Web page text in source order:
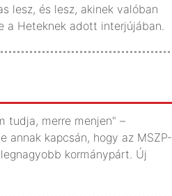
lesz, és lesz, akinek valóban
a Heteknek adott interjújában.
tudja, merre menjen" –
annak kapcsán, hogy az MSZP-
kormánypárt. Új